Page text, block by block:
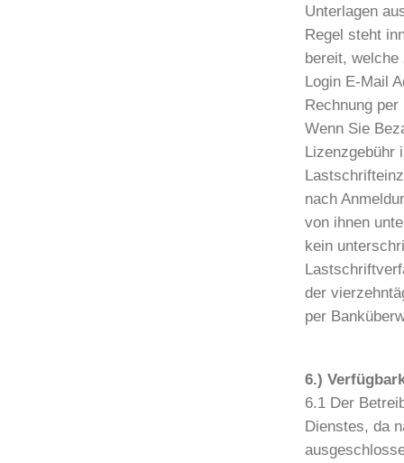
Unterlagen
Regel steht
bereit, welche
Login E-Mail
Rechnung
Wenn Sie
Lizenzgebühr
nach
von ihnen
kein
der
per
6.)
6.1 Der
Dienstes, da